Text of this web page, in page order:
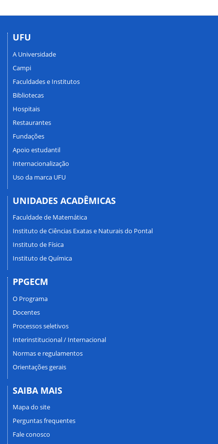
UFU
A Universidade
Campi
Faculdades e Institutos
Bibliotecas
Hospitais
Restaurantes
Fundações
Apoio estudantil
Internacionalização
Uso da marca UFU
UNIDADES ACADÊMICAS
Faculdade de Matemática
Instituto de Ciências Exatas e Naturais do Pontal
Instituto de Física
Instituto de Química
PPGECM
O Programa
Docentes
Processos seletivos
Interinstitucional / Internacional
Normas e regulamentos
Orientações gerais
SAIBA MAIS
Mapa do site
Perguntas frequentes
Fale conosco